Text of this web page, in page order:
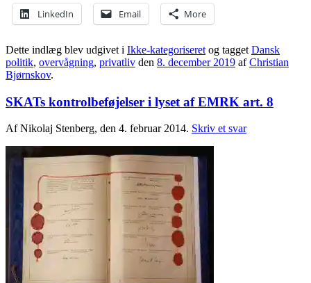
LinkedIn Email More
Dette indlæg blev udgivet i Ikke-kategoriseret og tagget Dansk
politik, overvågning, privatliv den 8. december 2019 afChristian
Bjørnskov.
SKATs kontrolbeføjelser i lyset af EMRK art. 8
Af Nikolaj Stenberg, den 4. februar 2014. Skriv et svar